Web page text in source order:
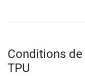
Conditions
TPU